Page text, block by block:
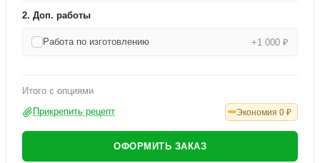
2. Доп. работы
Работа по изготовлению +1 000 ₽
Итого с опциями
Прикрепить рецепт Экономия 0 ₽
ОФОРМИТЬ ЗАКАЗ